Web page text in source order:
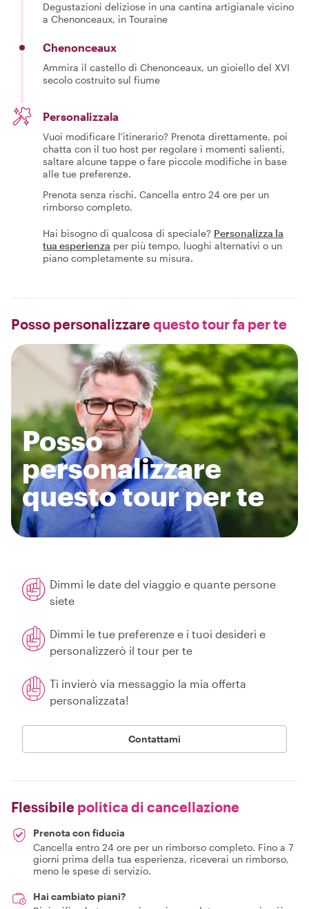
Degustazioni deliziose in una cantina artigianale vicino
a Chenonceaux, in Touraine
Chenonceaux
Ammira il castello di Chenonceaux, un gioiello del XVI
secolo costruito sul fiume
Personalizzala
Vuoi modificare l'itinerario? Prenota direttamente, poi
chatta con il tuo host per regolare i momenti salienti,
saltare alcune tappe o fare piccole modifiche in base
alle tue preferenze.
Prenota senza rischi. Cancella entro 24 ore per un
rimborso completo.
Hai bisogno di qualcosa di speciale? Personalizza la
tua esperienza per più tempo, luoghi alternativi o un
piano completamente su misura.
Posso personalizzarequesto tour fa per te
Posso
personalizzare
questo tour per te
Dimmi le date del viaggio e quante persone
siete
Dimmi le tue preferenze e i tuoi desideri e
personalizzerò il tour per te
Ti invierò via messaggio la mia offerta
personalizzata!
Contattami
Flessibile politica di cancellazione
Prenota con fiducia
Cancella entro 24 ore per un rimborso completo. Fino a 7
giorni prima della tua esperienza, riceverai un rimborso,
meno le spese di servizio.
Hai cambiato piani?